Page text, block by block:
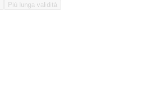
Più lunga validità